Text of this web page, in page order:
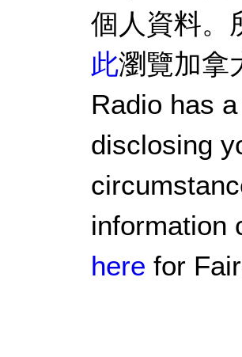
個人資料。
此瀏覽加拿
Radio has
disclosing
information
here for